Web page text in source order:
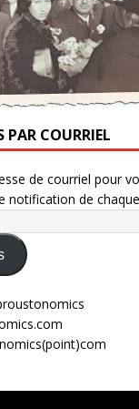
COURRIEL
de courriel pour
notification de